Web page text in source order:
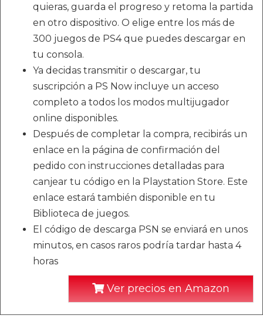
quieras, guarda el progreso y retoma la partida
en otro dispositivo. O elige entre los más de
300 juegos de PS4 que puedes descargar en
tu consola.
Ya decidas transmitir o descargar, tu
suscripción a PS Now incluye un acceso
completo a todos los modos multijugador
online disponibles.
Después de completar la compra, recibirás un
enlace en la página de confirmación del
pedido con instrucciones detalladas para
canjear tu código en la Playstation Store. Este
enlace estará también disponible en tu
Biblioteca de juegos.
El código de descarga PSN se enviará en unos
minutos, en casos raros podría tardar hasta 4
horas
Ver precios en Amazon